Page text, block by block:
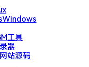
Windows
工具
器
网站源码